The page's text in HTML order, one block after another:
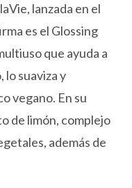
lanzada en el
es el Glossing
que ayuda a
lo suaviza y
vegano. En su
de limón, complejo
además de